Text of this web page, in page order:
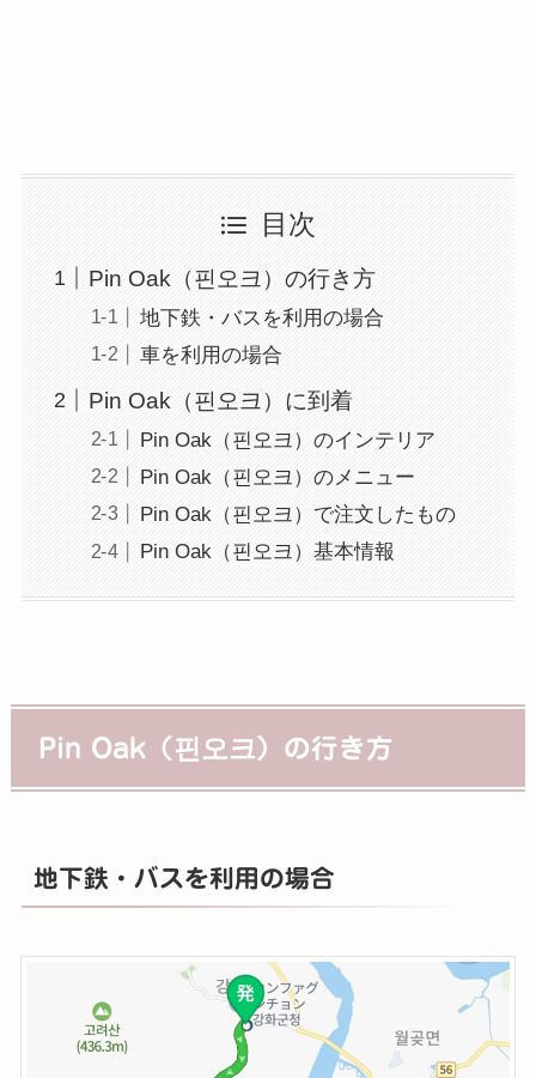
目次
Pin Oak（핀오크）の行き方
地下鉄・バスを利用の場合
車を利用の場合
Pin Oak（핀오크）に到着
Pin Oak（핀오크）のインテリア
Pin Oak（핀오크）のメニュー
Pin Oak（핀오크）で注文したもの
Pin Oak（핀오크）基本情報
Pin Oak（핀오크）の行き方
地下鉄・バスを利用の場合